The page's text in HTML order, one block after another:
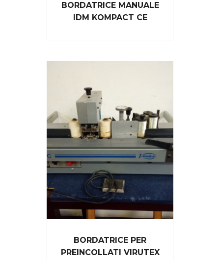
BORDATRICE MANUALE
IDM KOMPACT CE
BORDATRICE PER
PREINCOLLATI VIRUTEX